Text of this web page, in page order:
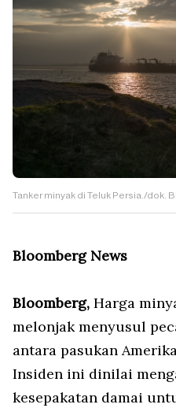
Tanker minyak di Teluk Persia./dok.
Bloomberg News
Bloomberg, Harga
melonjak menyusul
antara pasukan
Insiden ini dinilai
kesepakatan damai